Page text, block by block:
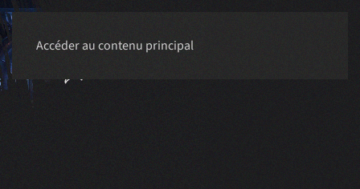
Accéder au contenu principal